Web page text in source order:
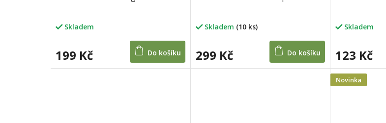
Skladem
199 Kč Do košíku
Skladem (10 ks)
299 Kč Do košíku
Skladem
123 Kč
Novinka